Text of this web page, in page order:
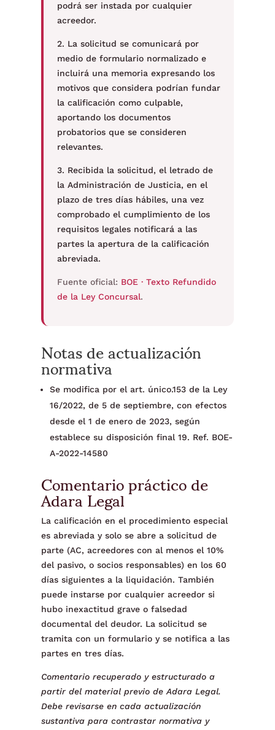
podrá ser instada por cualquier
acreedor.
2. La solicitud se comunicará por
medio de formulario normalizado e
incluirá una memoria expresando los
motivos que considera podrían fundar
la calificación como culpable,
aportando los documentos
probatorios que se consideren
relevantes.
3. Recibida la solicitud, el letrado de
la Administración de Justicia, en el
plazo de tres días hábiles, una vez
comprobado el cumplimiento de los
requisitos legales notificará a las
partes la apertura de la calificación
abreviada.
Fuente oficial: BOE · Texto Refundido
de la Ley Concursal.
Notas de actualización
normativa
Se modifica por el art. único.153 de la Ley
16/2022, de 5 de septiembre, con efectos
desde el 1 de enero de 2023, según
establece su disposición final 19. Ref. BOE-
A-2022-14580
Comentario práctico de
Adara Legal
La calificación en el procedimiento especial
es abreviada y solo se abre a solicitud de
parte (AC, acreedores con al menos el 10%
del pasivo, o socios responsables) en los 60
días siguientes a la liquidación. También
puede instarse por cualquier acreedor si
hubo inexactitud grave o falsedad
documental del deudor. La solicitud se
tramita con un formulario y se notifica a las
partes en tres días.
Comentario recuperado y estructurado a
partir del material previo de Adara Legal.
Debe revisarse en cada actualización
sustantiva para contrastar normativa y